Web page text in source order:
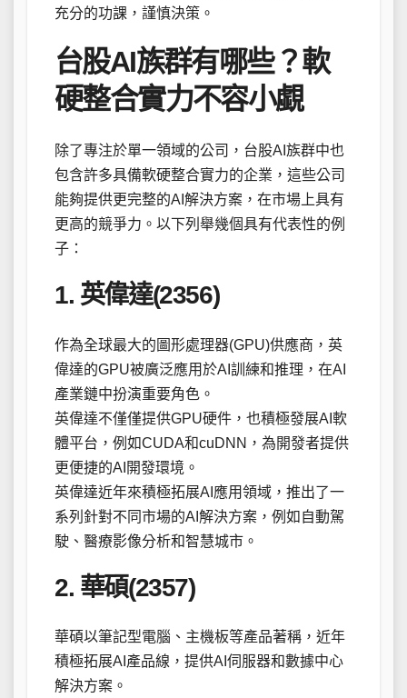
充分的功課，謹慎決策。
台股AI族群有哪些？軟
硬整合實力不容小覷
除了專注於單一領域的公司，台股AI族群中也
包含許多具備軟硬整合實力的企業，這些公司
能夠提供更完整的AI解決方案，在市場上具有
更高的競爭力。以下列舉幾個具有代表性的例
子：
1. 英偉達(2356)
作為全球最大的圖形處理器(GPU)供應商，英
偉達的GPU被廣泛應用於AI訓練和推理，在AI
產業鏈中扮演重要角色。
英偉達不僅僅提供GPU硬件，也積極發展AI軟
體平台，例如CUDA和cuDNN，為開發者提供
更便捷的AI開發環境。
英偉達近年來積極拓展AI應用領域，推出了一
系列針對不同市場的AI解決方案，例如自動駕
駛、醫療影像分析和智慧城市。
2. 華碩(2357)
華碩以筆記型電腦、主機板等產品著稱，近年
積極拓展AI產品線，提供AI伺服器和數據中心
解決方案。